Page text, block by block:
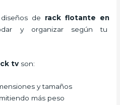
de rack flotante en
y organizar según tu
tv son:
y tamaños
más peso